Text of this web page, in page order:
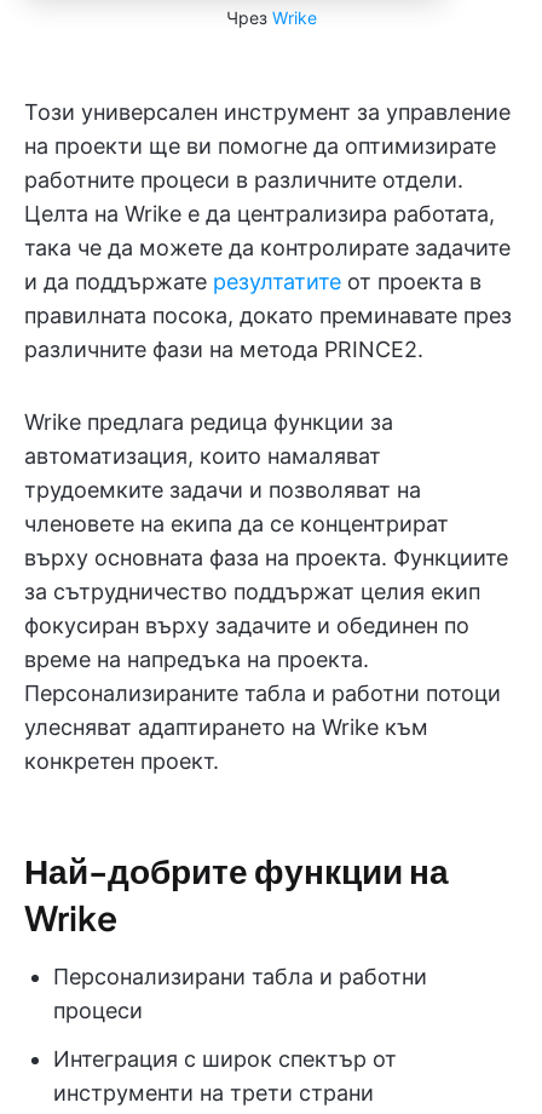
Чрез Wrike
Този универсален инструмент за управление
на проекти ще ви помогне да оптимизирате
работните процеси в различните отдели.
Целта на Wrike е да централизира работата,
така че да можете да контролирате задачите
и да поддържате резултатите от проекта в
правилната посока, докато преминавате през
различните фази на метода PRINCE2.
Wrike предлага редица функции за
автоматизация, които намаляват
трудоемките задачи и позволяват на
членовете на екипа да се концентрират
върху основната фаза на проекта. Функциите
за сътрудничество поддържат целия екип
фокусиран върху задачите и обединен по
време на напредъка на проекта.
Персонализираните табла и работни потоци
улесняват адаптирането на Wrike към
конкретен проект.
Най-добрите функции на
Wrike
Персонализирани табла и работни
процеси
Интеграция с широк спектър от
инструменти на трети страни